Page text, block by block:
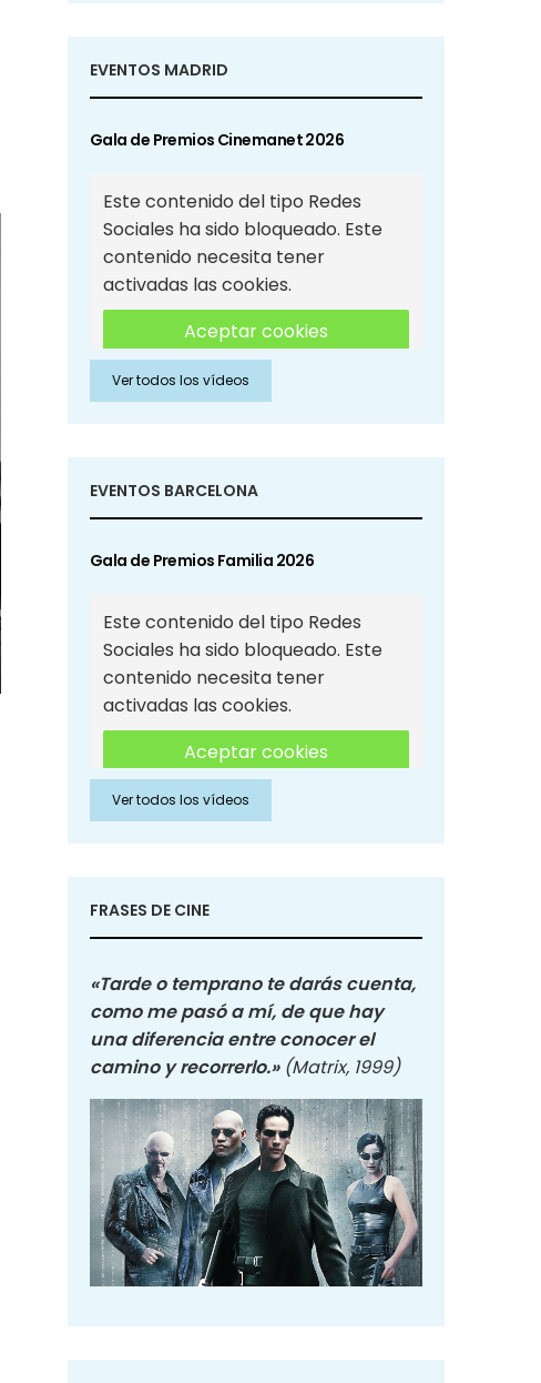
EVENTOS MADRID
Gala de Premios Cinemanet 2026
Este contenido del tipo Redes
Sociales ha sido bloqueado. Este
contenido necesita tener
activadas las cookies.
Aceptar cookies
Aceptar cookies de Redes
Sociales
Ver todos los vídeos
EVENTOS BARCELONA
Gala de Premios Familia 2026
Este contenido del tipo Redes
Sociales ha sido bloqueado. Este
contenido necesita tener
activadas las cookies.
Aceptar cookies
Aceptar cookies de Redes
Sociales
Ver todos los vídeos
FRASES DE CINE
«Tarde o temprano te darás cuenta,
como me pasó a mí, de que hay
una diferencia entre conocer el
camino y recorrerlo.» (Matrix, 1999)